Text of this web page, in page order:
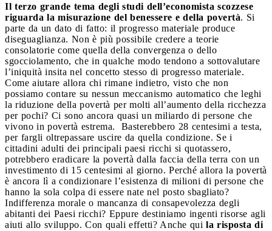
Il terzo grande tema degli studi dell’economista scozzese
riguarda la misurazione del benessere e della povertà. Si
parte da un dato di fatto: il progresso materiale produce
diseguaglianza. Non è più possibile credere a teorie
consolatorie come quella della convergenza o dello
sgocciolamento, che in qualche modo tendono a sottovalutare
l’iniquità insita nel concetto stesso di progresso materiale.
Come aiutare allora chi rimane indietro, visto che non
possiamo contare su nessun meccanismo automatico che leghi
la riduzione della povertà per molti all’aumento della ricchezza
per pochi? Ci sono ancora quasi un miliardo di persone che
vivono in povertà estrema. Basterebbero 28 centesimi a testa,
per fargli oltrepassare uscire da quella condizione. Se i
cittadini adulti dei principali paesi ricchi si quotassero,
potrebbero eradicare la povertà dalla faccia della terra con un
investimento di 15 centesimi al giorno. Perché allora la povertà
è ancora lì a condizionare l’esistenza di milioni di persone che
hanno la sola colpa di essere nate nel posto sbagliato?
Indifferenza morale o mancanza di consapevolezza degli
abitanti dei Paesi ricchi? Eppure destiniamo ingenti risorse agli
aiuti allo sviluppo. Con quali effetti? Anche qui la risposta di